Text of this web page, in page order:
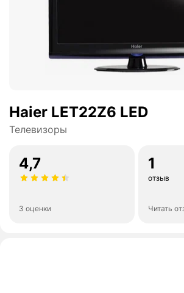
Haier LET22Z6 LED
Телевизоры
4,7
3 оценки
1
отзыв
Читать